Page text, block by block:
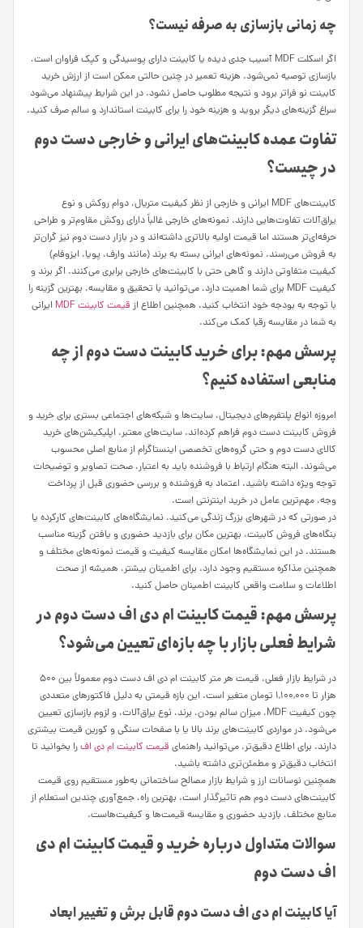
چه زمانی بازسازی به صرفه نیست؟
اگر اسکلت MDF آسیب جدی دیده یا کابینت دارای پوسیدگی و کپک فراوان است،
بازسازی توصیه نمی‌شود. هزینه تعمیر در چنین حالتی ممکن است از ارزش خرید
کابینت نو فراتر برود و نتیجه مطلوب حاصل نشود. در این شرایط پیشنهاد می‌شود
سراغ گزینه‌های دیگر بروید و هزینه خود را برای کابینت استاندارد و سالم صرف کنید.
تفاوت عمده کابینت‌های ایرانی و خارجی دست دوم
در چیست؟
کابینت‌های MDF ایرانی و خارجی از نظر کیفیت متریال، دوام روکش و نوع
یراق‌آلات تفاوت‌هایی دارند. نمونه‌های خارجی غالباً دارای روکش مقاوم‌تر و طراحی
حرفه‌ای‌تر هستند اما قیمت اولیه بالاتری داشته‌اند و در بازار دست دوم نیز گران‌تر
به فروش می‌رسند. نمونه‌های ایرانی بسته به برند (مانند وارف، پویا، ایزوفام)
کیفیت متفاوتی دارند و گاهی حتی با کابینت‌های خارجی برابری می‌کنند. اگر برند و
کیفیت MDF برای شما اهمیت دارد، می‌توانید با تحقیق و مقایسه، بهترین گزینه را
با توجه به بودجه خود انتخاب کنید. همچنین اطلاع از قیمت کابینت MDF
ایرانی
به شما در مقایسه رقبا کمک می‌کند.
پرسش مهم: برای خرید کابینت دست دوم از چه
منابعی استفاده کنیم؟
امروزه انواع پلتفرم‌های دیجیتال، سایت‌ها و شبکه‌های اجتماعی بستری برای خرید و
فروش کابینت دست دوم فراهم کرده‌اند. سایت‌های معتبر، اپلیکیشن‌های خرید
کالای دست دوم و حتی گروه‌های تخصصی اینستاگرام از منابع اصلی محسوب
می‌شوند. البته هنگام ارتباط با فروشنده باید به اعتبار، صحت تصاویر و توضیحات
توجه ویژه داشته باشید. اعتماد به فروشنده و بررسی حضوری قبل از پرداخت
وجه، مهم‌ترین عامل در خرید اینترنتی است.
در صورتی که در شهرهای بزرگ زندگی می‌کنید، نمایشگاه‌های کابینت‌های کارکرده یا
بنگاه‌های فروش کابینت، بهترین مکان برای بازدید حضوری و یافتن گزینه مناسب
هستند. در این نمایشگاه‌ها امکان مقایسه کیفیت و قیمت نمونه‌های مختلف و
همچنین مذاکره مستقیم وجود دارد. برای اطمینان بیشتر، همیشه از صحت
اطلاعات و سلامت واقعی کابینت اطمینان حاصل کنید.
پرسش مهم: قیمت کابینت ام دی اف دست دوم در
شرایط فعلی بازار با چه بازه‌ای تعیین می‌شود؟
در شرایط بازار فعلی، قیمت هر متر کابینت ام دی اف دست دوم معمولاً بین ۵۰۰
هزار تا ۱,۱۰۰,۰۰۰ تومان متغیر است. این بازه قیمتی به دلیل فاکتورهای متعددی
چون کیفیت MDF، میزان سالم بودن، برند، نوع یراق‌آلات، و لزوم بازسازی تعیین
می‌شود. در مواردی کابینت‌های برند بالا یا با صفحات سنگی و کورین قیمت بیشتری
دارند. برای اطلاع دقیق‌تر، می‌توانید راهنمای قیمت کابینت ام دی افرا بخوانید تا
انتخاب دقیق‌تر و مطمئن‌تری داشته باشید.
همچنین نوسانات ارز و شرایط بازار مصالح ساختمانی به‌طور مستقیم روی قیمت
کابینت‌های دست دوم هم تاثیرگذار است. بهترین راه، جمع‌آوری چندین استعلام از
منابع مختلف، بازدید حضوری و مقایسه قیمت‌ها و کیفیت‌هاست.
سوالات متداول درباره خرید و قیمت کابینت ام دی
اف دست دوم
آیا کابینت ام دی اف دست دوم قابل برش و تغییر ابعاد